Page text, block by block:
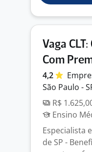
Vaga
Com
4,2
São Paulo -
R$
Ensino
Especialista
de SP -